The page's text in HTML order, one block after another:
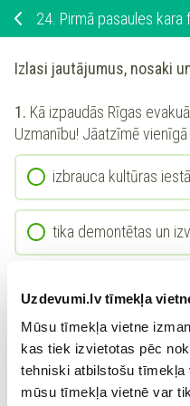
Uzdevumi.lv tīmekļa
Mūsu tīmekļa vietne
kas tiek izvietotas pēc
tehniski atbilstošu tīmekļa
mūsu tīmekļa vietnē var
24. Pirmā pasaules
Izlasi jautājumus, nosaki
1. Kā izpaudās Rīgas
Uzmanību! Jāatzīmē
izbrauca kultūras
tika demontētas un
izveda rūpnīcu